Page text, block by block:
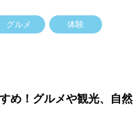
グルメ 体験
め！グルメや観光、自然